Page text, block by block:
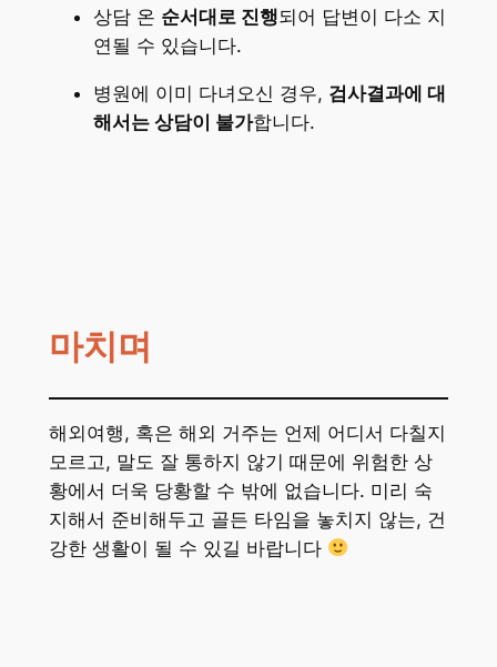
상담 온 순서대로 진행되어 답변이 다소 지
연될 수 있습니다.
병원에 이미 다녀오신 경우, 검사결과에 대
해서는 상담이 불가합니다.
마치며
해외여행, 혹은 해외 거주는 언제 어디서 다칠지
모르고, 말도 잘 통하지 않기 때문에 위험한 상
황에서 더욱 당황할 수 밖에 없습니다. 미리 숙
지해서 준비해두고 골든 타임을 놓치지 않는, 건
강한 생활이 될 수 있길 바랍니다